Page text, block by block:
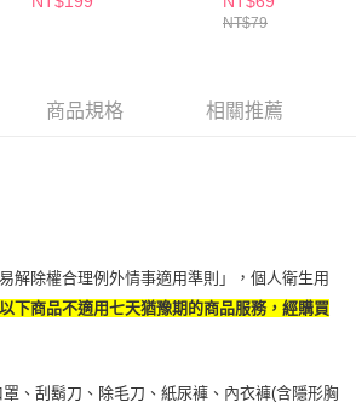
，請瀏覽以下網址：
」時，將依據個別帳號之用戶狀況，依本公司即
或使用他人資訊註冊。若發現惡意使用之情形，
權停止該用戶之使用額度並採取法律行動。
含以上)免運費
含以上)免運費
NT$79
商品規格 相關推薦
解除權合理例外情事適用準則」，個人衛生用
以下商品不適用七天猶豫期的商品服務，經購買
、刮鬍刀、除毛刀、紙尿褲、內衣褲(含隱形胸